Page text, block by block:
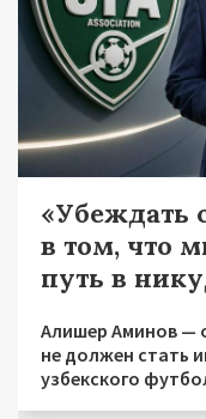
«Убеждать
в том, что
путь в
Алишер Аминов —
не должен стать
узбекского